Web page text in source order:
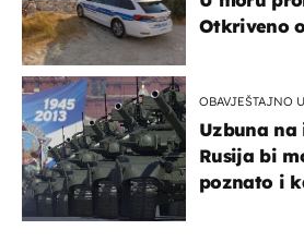
Otkriveno
OBAVJEŠTAJNO
Uzbuna na
Rusija bi
poznato i